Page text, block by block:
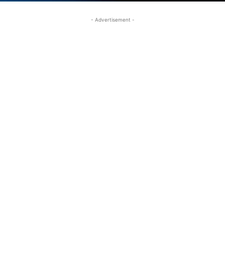
- Advertisement -